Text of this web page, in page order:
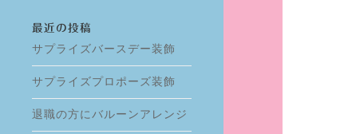
最近の投稿
サプライズバースデー装飾
サプライズプロポーズ装飾
退職の方にバルーンアレンジ